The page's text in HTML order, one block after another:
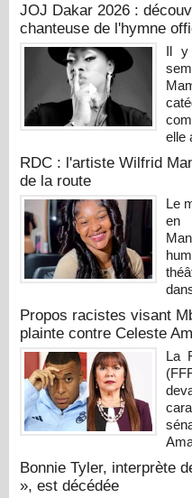
JOJ Dakar 2026 :
chanteuse de l'hymne
Il y
elle
RDC : l'artiste Wilfrid
de la route
Le
en
Propos racistes visant
plainte contre Celeste
La
Bonnie Tyler, interprète
», est décédée